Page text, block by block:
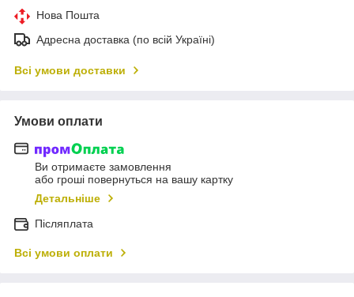
Нова Пошта
Адресна доставка (по всій Україні)
Всі умови доставки
Умови оплати
Ви отримаєте замовлення
або гроші повернуться на вашу картку
Детальніше
Післяплата
Всі умови оплати